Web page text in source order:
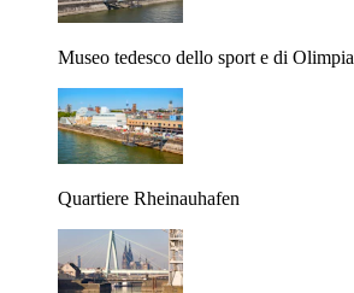
Museo tedesco dello sport e di Olimpia
Quartiere Rheinauhafen